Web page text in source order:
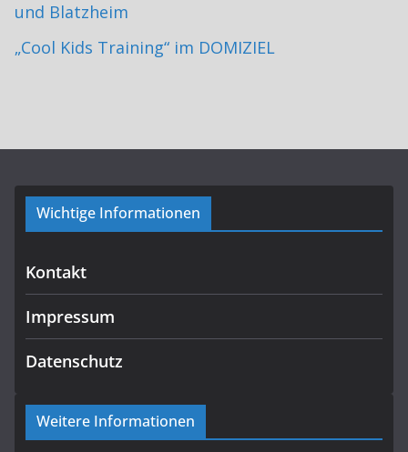
und Blatzheim
„Cool Kids Training“ im DOMIZIEL
Wichtige Informationen
Kontakt
Impressum
Datenschutz
Weitere Informationen